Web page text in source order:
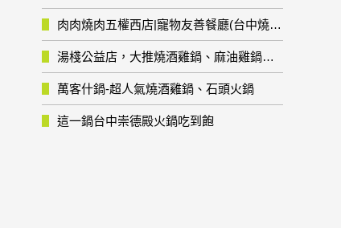
肉肉燒肉五權西店|寵物友善餐廳(台中燒肉推薦)
湯棧公益店，大推燒酒雞鍋、麻油雞鍋暖暖有夠補
萬客什鍋-超人氣燒酒雞鍋、石頭火鍋
這一鍋台中崇德殿火鍋吃到飽